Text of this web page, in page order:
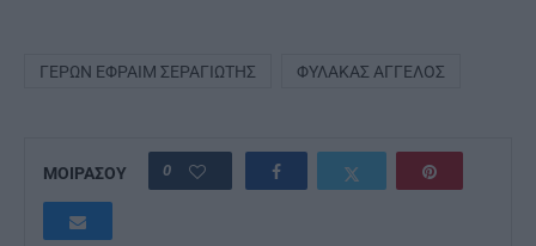
ΓΈΡΩΝ ΕΦΡΑΊΜ ΣΕΡΑΓΙΏΤΗΣ ΦΎΛΑΚΑΣ ΆΓΓΕΛΟΣ
ΜΟΙΡΑΣΟΥ 0